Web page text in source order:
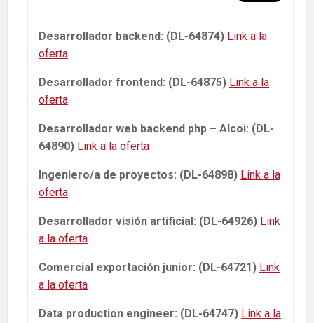
Desarrollador backend: (DL-64874) Link a la
oferta
Desarrollador frontend: (DL-64875) Link a la
oferta
Desarrollador web backend php – Alcoi: (DL-
64890) Link a la oferta
Ingeniero/a de proyectos: (DL-64898) Link a la
oferta
Desarrollador visión artificial: (DL-64926) Link
a la oferta
Comercial exportación junior: (DL-64721) Link
a la oferta
Data production engineer: (DL-64747) Link a la